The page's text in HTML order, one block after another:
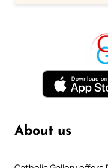
About us